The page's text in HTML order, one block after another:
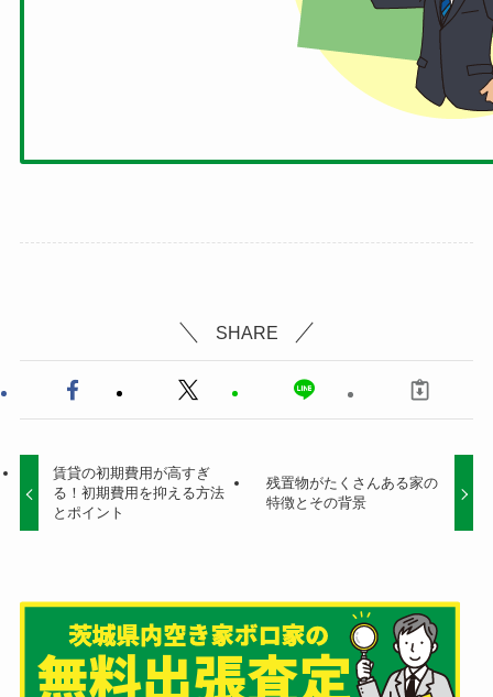
SHARE
賃貸の初期費用が高すぎ
る！初期費用を抑える方法
とポイント
残置物がたくさんある家の
特徴とその背景